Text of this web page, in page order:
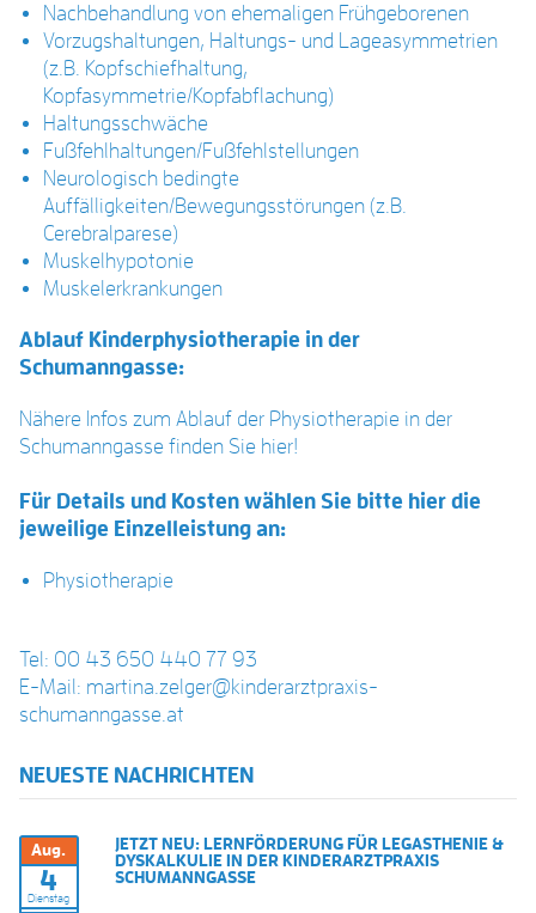
Nachbehandlung von ehemaligen Frühgeborenen
Vorzugshaltungen, Haltungs- und Lageasymmetrien
(z.B. Kopfschiefhaltung,
Kopfasymmetrie/Kopfabflachung)
Haltungsschwäche
Fußfehlhaltungen/Fußfehlstellungen
Neurologisch bedingte
Auffälligkeiten/Bewegungsstörungen (z.B.
Cerebralparese)
Muskelhypotonie
Muskelerkrankungen
Ablauf Kinderphysiotherapie in der
Schumanngasse:
Nähere Infos zum Ablauf der Physiotherapie in der
Schumanngasse finden Sie hier!
Für Details und Kosten wählen Sie bitte hier die
jeweilige Einzelleistung an:
Physiotherapie
Tel: 00 43 650 440 77 93
E-Mail: martina.zelger@kinderarztpraxis-
schumanngasse.at
NEUESTE NACHRICHTEN
Aug.
4
Dienstag
JETZT NEU: LERNFÖRDERUNG FÜR LEGASTHENIE &
DYSKALKULIE IN DER KINDERARZTPRAXIS
SCHUMANNGASSE